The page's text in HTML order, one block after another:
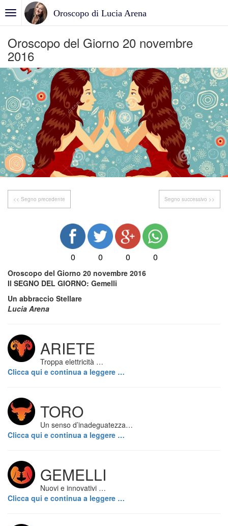
Oroscopo di Lucia Arena
Oroscopo del Giorno 20 novembre
2016
<< Segno precedente Segno successivo >>
0 0 0 0
Oroscopo del Giorno 20 novembre 2016
Il SEGNO DEL GIORNO: Gemelli
Un abbraccio Stellare
Lucia Arena
ARIETE
Troppa elettricità …
Clicca qui e continua a leggere …
TORO
Un senso d’inadeguatezza…
Clicca qui e continua a leggere …
GEMELLI
Nuovi e innovativi …
Clicca qui e continua a leggere …